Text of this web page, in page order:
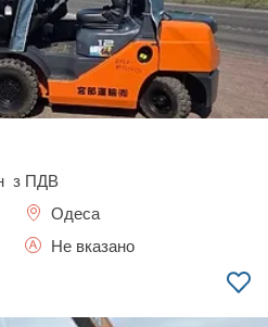
з ПДВ
Одеса
Не вказано